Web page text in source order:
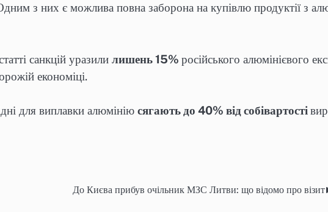
з них є можлива повна заборона на купівлю продуктії з
санкцій уразили лишень 15% російського алюмінієвого
економіці.
для виплавки алюмінію сягають до 40% від собівартості
До Києва прибув очільник МЗС Литви: що відомо про візит